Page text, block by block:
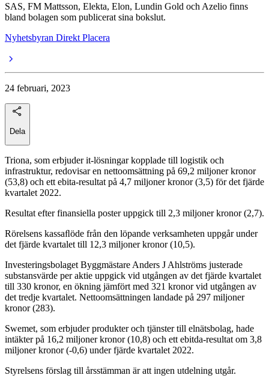
SAS, FM Mattsson, Elekta, Elon, Lundin Gold och Azelio finns
bland bolagen som publicerat sina bokslut.
Nyhetsbyran Direkt Placera
24 februari, 2023
Dela
Triona, som erbjuder it-lösningar kopplade till logistik och
infrastruktur, redovisar en nettoomsättning på 69,2 miljoner kronor
(53,8) och ett ebita-resultat på 4,7 miljoner kronor (3,5) för det fjärde
kvartalet 2022.
Resultat efter finansiella poster uppgick till 2,3 miljoner kronor (2,7).
Rörelsens kassaﬂöde från den löpande verksamheten uppgår under
det fjärde kvartalet till 12,3 miljoner kronor (10,5).
Investeringsbolaget Byggmästare Anders J Ahlströms justerade
substansvärde per aktie uppgick vid utgången av det fjärde kvartalet
till 330 kronor, en ökning jämfört med 321 kronor vid utgången av
det tredje kvartalet. Nettoomsättningen landade på 297 miljoner
kronor (283).
Swemet, som erbjuder produkter och tjänster till elnätsbolag, hade
intäkter på 16,2 miljoner kronor (10,8) och ett ebitda-resultat om 3,8
miljoner kronor (-0,6) under fjärde kvartalet 2022.
Styrelsens förslag till årsstämman är att ingen utdelning utgår.